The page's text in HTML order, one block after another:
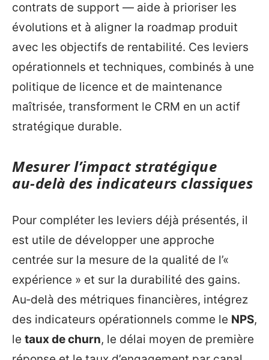
contrats de support — aide à prioriser les
évolutions et à aligner la roadmap produit
avec les objectifs de rentabilité. Ces leviers
opérationnels et techniques, combinés à une
politique de licence et de maintenance
maîtrisée, transforment le CRM en un actif
stratégique durable.
Mesurer l’impact stratégique
au‑delà des indicateurs classiques
Pour compléter les leviers déjà présentés, il
est utile de développer une approche
centrée sur la mesure de la qualité de l’«
expérience » et sur la durabilité des gains.
Au‑delà des métriques financières, intégrez
des indicateurs opérationnels comme le NPS,
le taux de churn, le délai moyen de première